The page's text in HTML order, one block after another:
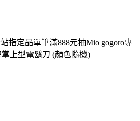
站指定品單筆滿888元抽Mio gogoro專
上型電鬍刀 (顏色隨機)